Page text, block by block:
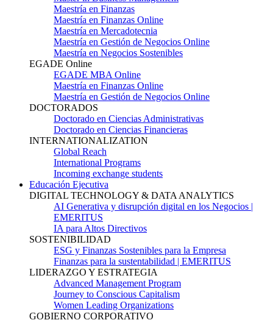
Maestría en Finanzas
Maestría en Finanzas Online
Maestría en Mercadotecnia
Maestría en Gestión de Negocios Online
Maestría en Negocios Sostenibles
EGADE Online
EGADE MBA Online
Maestría en Finanzas Online
Maestría en Gestión de Negocios Online
DOCTORADOS
Doctorado en Ciencias Administrativas
Doctorado en Ciencias Financieras
INTERNATIONALIZATION
Global Reach
International Programs
Incoming exchange students
Educación Ejecutiva
DIGITAL TECHNOLOGY & DATA ANALYTICS
AI Generativa y disrupción digital en los Negocios |
EMERITUS
IA para Altos Directivos
SOSTENIBILIDAD
ESG y Finanzas Sostenibles para la Empresa
Finanzas para la sustentabilidad | EMERITUS
LIDERAZGO Y ESTRATEGIA
Advanced Management Program
Journey to Conscious Capitalism
Women Leading Organizations
GOBIERNO CORPORATIVO